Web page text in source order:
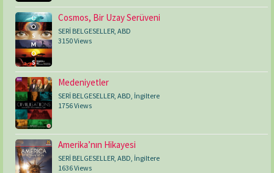
Cosmos, Bir Uzay Serüveni
SERİ BELGESELLER ABD
3150 Views
Medeniyetler
SERİ BELGESELLER ABD İngiltere
1756 Views
Amerika’nın Hikayesi
SERİ BELGESELLER ABD İngiltere
1636 Views